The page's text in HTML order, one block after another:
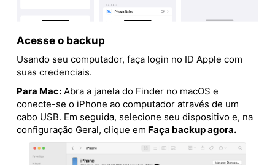
Acesse o backup
Usando seu computador, faça login no ID Apple com
suas credenciais.
Para Mac: Abra a janela do Finder no macOS e
conecte-se o iPhone ao computador através de um
cabo USB. Em seguida, selecione seu dispositivo e, na
configuração Geral, clique em Faça backup agora.